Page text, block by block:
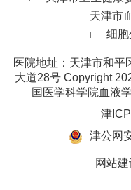
天津市
细胞
医院地址：天津市和平
大道28号 Copyright
国医学科学院血液
津
津公网
网站建